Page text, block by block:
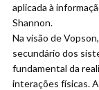
aplicada à
Shannon.
Na visão de
secundário dos
fundamental da
interações físicas.